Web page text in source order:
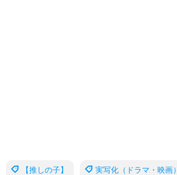
【推しの子】 実写化（ドラマ・映画）